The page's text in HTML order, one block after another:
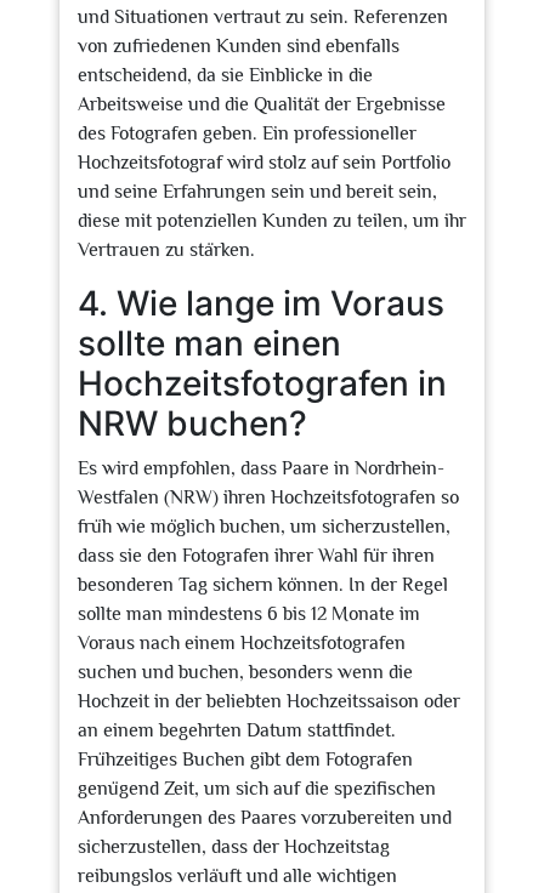
und Situationen vertraut zu sein. Referenzen
von zufriedenen Kunden sind ebenfalls
entscheidend, da sie Einblicke in die
Arbeitsweise und die Qualität der Ergebnisse
des Fotografen geben. Ein professioneller
Hochzeitsfotograf wird stolz auf sein Portfolio
und seine Erfahrungen sein und bereit sein,
diese mit potenziellen Kunden zu teilen, um ihr
Vertrauen zu stärken.
4. Wie lange im Voraus
sollte man einen
Hochzeitsfotografen in
NRW buchen?
Es wird empfohlen, dass Paare in Nordrhein-
Westfalen (NRW) ihren Hochzeitsfotografen so
früh wie möglich buchen, um sicherzustellen,
dass sie den Fotografen ihrer Wahl für ihren
besonderen Tag sichern können. In der Regel
sollte man mindestens 6 bis 12 Monate im
Voraus nach einem Hochzeitsfotografen
suchen und buchen, besonders wenn die
Hochzeit in der beliebten Hochzeitssaison oder
an einem begehrten Datum stattfindet.
Frühzeitiges Buchen gibt dem Fotografen
genügend Zeit, um sich auf die spezifischen
Anforderungen des Paares vorzubereiten und
sicherzustellen, dass der Hochzeitstag
reibungslos verläuft und alle wichtigen